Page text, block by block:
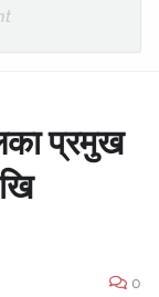
प्रमुख
0